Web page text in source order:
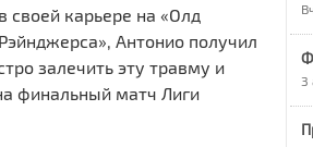
своей карьере на «Олд
Антонио получил
залечить эту травму и
финальный матч Лиги
3